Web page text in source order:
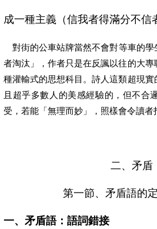
成一種主義（信我者得滿分不信
對街的公車站牌當然不會對等車的學
者淘汰 」，作者只是在反諷以往的大
種灌輸式的思想科目。詩人這類超現
且超乎多數人的美感經驗的，但不合
受，若能「無理而妙」，照樣會令讀者
二、矛盾
第一節、矛盾語的
一、矛盾語： 語詞錯接